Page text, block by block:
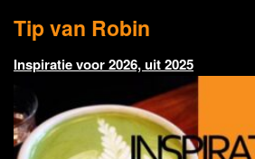
Tip van Robin
Inspiratie voor 2026, uit 2025